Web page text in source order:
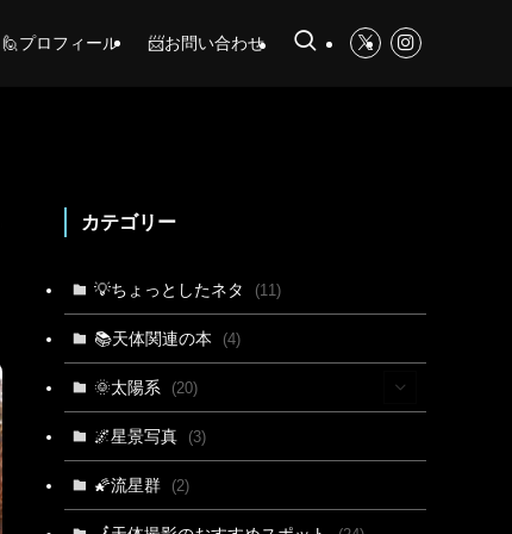
🙋プロフィール 📨お問い合わせ
カテゴリー
💡ちょっとしたネタ (11)
📚天体関連の本 (4)
🌞太陽系 (20)
(15)
(3)
🌌星景写真 (3)
🌠流星群 (2)